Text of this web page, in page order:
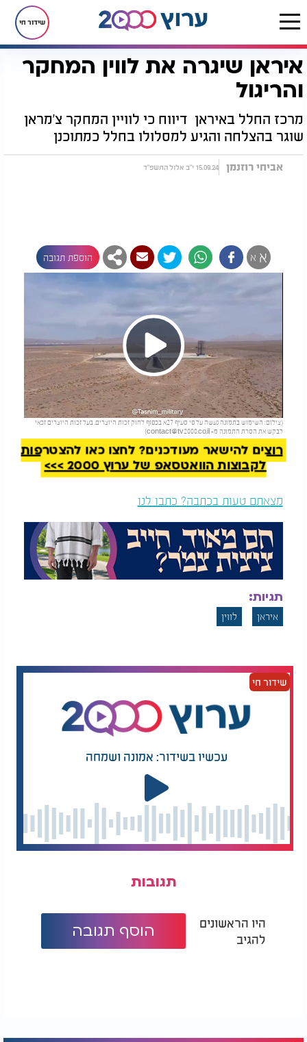
שידור חי
דף הבית חדשות חדשות בעולם איראן שיגרה את לווין המחקר והריגול
איראן שיגרה את לווין המחקר
והריגול
מרכז החלל באיראן דיווח כי לוויין המחקר צ'מראן
שוגר בהצלחה והגיע למסלולו בחלל כמתוכנן
אביחי רוזנמן 15.09.24 י"ב אלול התשפ"ד
א א הוספת תגובה
Play
Video
(צילום: השימוש בתמונה נעשה על פי סעיף 27א בכפוף לחוק זכות היוצרים. בעל זכות היוצרים זכאי
לבקש את הסרת התמונה מ- contact@tv2000.co.il
)
להמשך קריאה
רוצים להישאר מעודכנים? לחצו כאן להצטרפות
לקבוצות הוואטסאפ של ערוץ 2000 >>>
מצאתם טעות בכתבה? כתבו לנו
תגיות:
איראן לווין
שידור חי
עכשיו בשידור: אמונה ושמחה
תגובות
היו הראשונים
להגיב
הוסף תגובה